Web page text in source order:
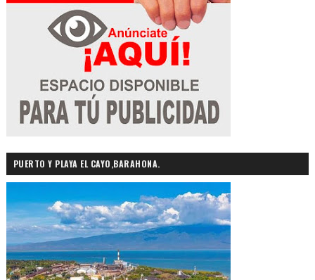
PUERTO Y PLAYA EL CAYO,BARAHONA.